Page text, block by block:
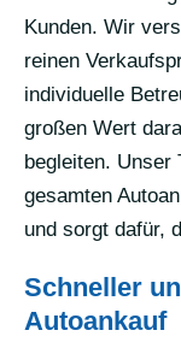
Kunden. Wir
reinen
individuelle
großen Wert
begleiten. Unser
gesamten
und sorgt dafür,
Schneller
Autoankauf